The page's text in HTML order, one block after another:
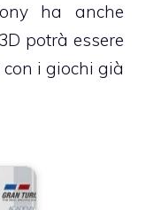
ha anche
potrà essere
i giochi già